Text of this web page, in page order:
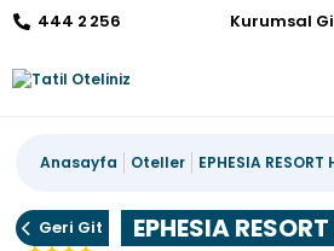
444 2 256 Kurumsal
Anasayfa Oteller EPHESIA RESORT
Geri Git
EPHESIA